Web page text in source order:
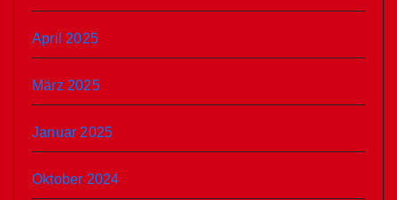
April 2025
März 2025
Januar 2025
Oktober 2024